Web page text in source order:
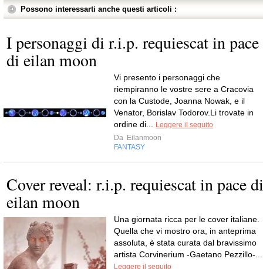
Possono interessarti anche questi articoli :
I personaggi di r.i.p. requiescat in pace
di eilan moon
Vi presento i personaggi che
riempiranno le vostre sere a Cracovia
con la Custode, Joanna Nowak, e il
Venator, Borislav Todorov.Li trovate in
ordine di... Leggere il seguito
Da Eilanmoon
FANTASY
Cover reveal: r.i.p. requiescat in pace di
eilan moon
Una giornata ricca per le cover italiane.
Quella che vi mostro ora, in anteprima
assoluta, è stata curata dal bravissimo
artista Corvinerium -Gaetano Pezzillo-...
Leggere il seguito